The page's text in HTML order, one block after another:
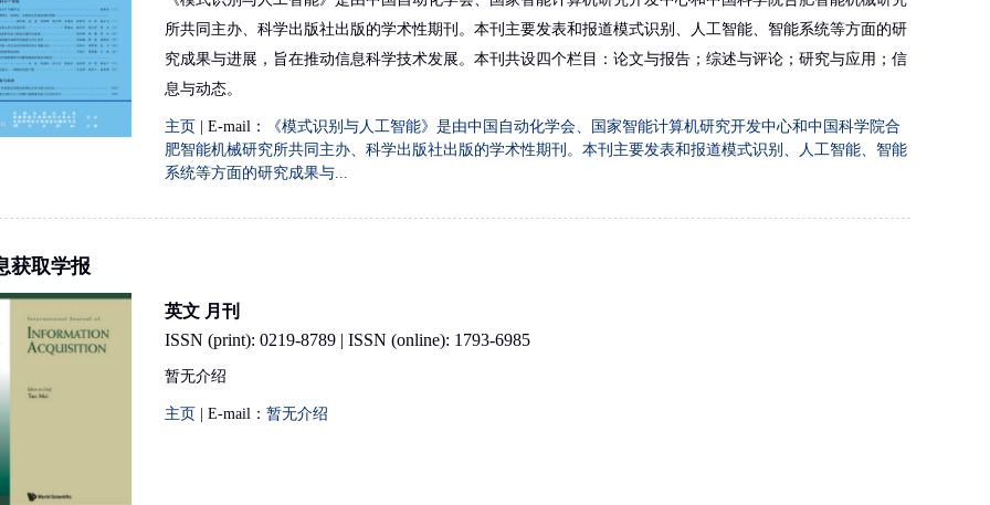
所共同主办、科学出版社出版的学术性期刊。本刊主要发表和报道模式识别、人工智能、智能系统等方面的研
究成果与进展，旨在推动信息科学技术发展。本刊共设四个栏目：论文与报告；综述与评论；研究与应用；信
息与动态。
主页 | E-mail：
《模式识别与人工智能》是由中国自动化学会、国家智能计算机研究开发中心和中国科学院合
肥智能机械研究所共同主办、科学出版社出版的学术性期刊。本刊主要发表和报道模式识别、人工智能、智能
系统等方面的研究成果与...
获取学报
英文 月刊
ISSN (print): 0219-8789 | ISSN (online): 1793-6985
暂无介绍
主页 | E-mail： 暂无介绍